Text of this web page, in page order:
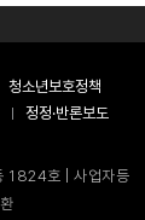
청소년보호정책
정정·반론보도
1824호 | 사업자등